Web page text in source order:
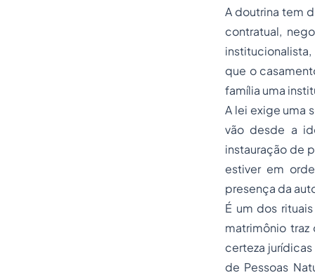
A doutrina tem
contratual,
que o
família uma
A lei exige uma
vão desde a
instauração de
estiver em
presença da
É um dos
matrimônio
certeza
de Pessoas